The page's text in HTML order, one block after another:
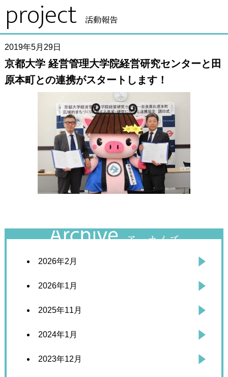
project 活動報告
2019年5月29日
京都大学 経営管理大学院経営研究センターと田
原本町との連携がスタートします！
2026年2月
2026年1月
2025年11月
2024年1月
2023年12月